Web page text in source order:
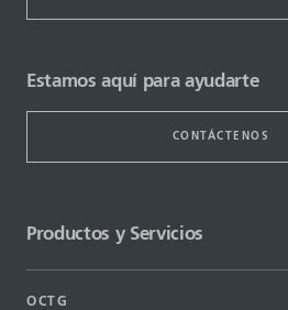
Estamos aquí para ayudarte
CONTÁCTENOS
Productos y Servicios
OCTG